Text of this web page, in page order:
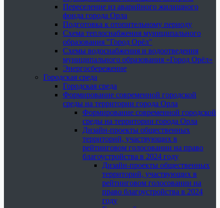
Переселение из аварийного жилищного
фонда города Орла
Подготовка к отопительному периоду
Схема теплоснабжения муниципального
образования "Город Орёл"
Схемы водоснабжения и водоотведения
муниципального образования «Город Орёл»
Энергосбережение
Городская среда
Городская среда
Формирование современной городской
среды на территории города Орла
Формирование современной городской
среды на территории города Орла
Дизайн-проекты общественных
территорий, участвующих в
рейтинговом голосовании на право
благоустройства в 2024 году
Дизайн-проекты общественных
территорий, участвующих в
рейтинговом голосовании на
право благоустройства в 2024
году